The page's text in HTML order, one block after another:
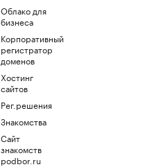
Облако для
бизнеса
Корпоративный
регистратор
доменов
Хостинг
сайтов
Рег.решения
Знакомства
Сайт
знакомств
podbor.ru